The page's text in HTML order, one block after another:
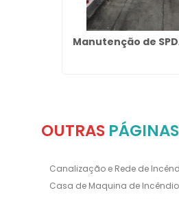
Manutenção de
OUTRAS PÁGINAS
Canalização e Rede de
Casa de Maquina de Incêndio